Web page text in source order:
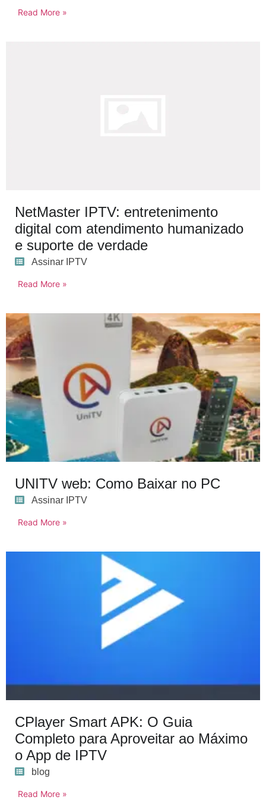
Read More »
NetMaster IPTV: entretenimento
digital com atendimento humanizado
e suporte de verdade
Assinar IPTV
Read More »
UNITV web: Como Baixar no PC
Assinar IPTV
Read More »
CPlayer Smart APK: O Guia
Completo para Aproveitar ao Máximo
o App de IPTV
blog
Read More »